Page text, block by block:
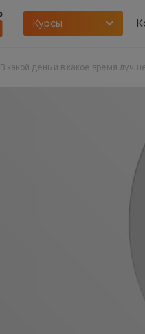
Курсы
В какой день и в какое время